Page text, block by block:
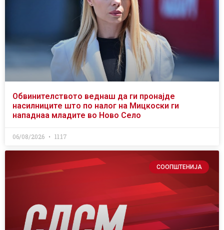
Обвинителството веднаш да ги пронајде
насилниците што по налог на Мицкоски ги
нападнаа младите во Ново Село
06/08/2026 11:17
СООПШТЕНИЈА